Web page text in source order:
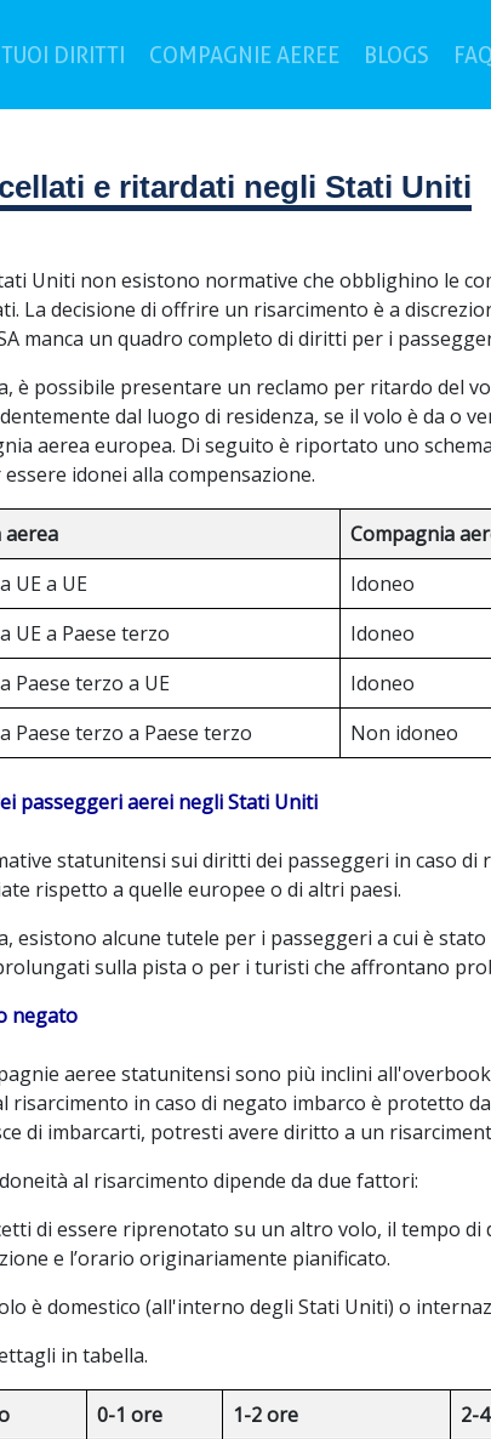
DIRITTI COMPAGNIE AEREE BLOGS FAQ
e ritardati negli Stati Uniti
Uniti non esistono normative che obblighino le
La decisione di offrire un risarcimento è a
manca un quadro completo di diritti per i
è possibile presentare un reclamo per ritardo del
dal luogo di residenza, se il volo è da o
aerea europea. Di seguito è riportato uno
essere idonei alla compensazione.
Compagnia
UE a UE
Idoneo
UE a Paese terzo
Idoneo
Paese terzo a UE
Idoneo
Paese terzo a Paese terzo
Non idoneo
passeggeri aerei negli Stati Uniti
statunitensi sui diritti dei passeggeri in caso di
rispetto a quelle europee o di altri paesi.
esistono alcune tutele per i passeggeri a cui è
sulla pista o per i turisti che affrontano
negato
aeree statunitensi sono più inclini
risarcimento in caso di negato imbarco è protetto
di imbarcarti, potresti avere diritto a un
al risarcimento dipende da due fattori:
di essere riprenotato su un altro volo, il tempo
e l’orario originariamente pianificato.
è domestico (all'interno degli Stati Uniti) o
in tabella.
0-1 ore 1-2 ore 2-